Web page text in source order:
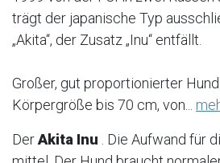
trägt der japanische Typ
„Akita“, der Zusatz „Inu“ entfällt.
Großer, gut proportionierter
Körpergröße bis 70 cm, von...
DerAkita Inu . Die Aufwand für